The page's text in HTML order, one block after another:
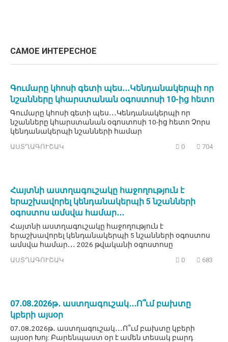
САМОЕ ИНТЕРЕСНОЕ
Գումարը կհոսի գետի պես․․․Կենդանակերպի որ
նշանները կհարստանան օգոստոսի 10-ից հետո
Գումարը կհոսի գետի պես․․․Կենդանակերպի որ
նշանները կհարստանան օգոստոսի 10-ից հետո Չորս
կենդանակերպի նշանների համար
ԱՍՏՂԱԳՈՒՇԱԿ 0 704
Հայտնի աստղագուշակը հաջողություն է
երաշխավորել կենդանակերպի 5 նշանների
օգոստոս ամսվա համար․․․
Հայտնի աստղագուշակը հաջողություն է
երաշխավորել կենդանակերպի 5 նշանների օգոստոս
ամսվա համար․․․ 2026 թվականի օգոստոսը
ԱՍՏՂԱԳՈՒՇԱԿ 0 683
07․08․2026թ․ աստղագուշակ․․․Ո՞ւմ բախտը
կբերի այսօր
07․08․2026թ․ աստղագուշակ․․․Ո՞ւմ բախտը կբերի
այսօր Խոյ: Բարենպաստ օր է ամեն տեսակ բարդ